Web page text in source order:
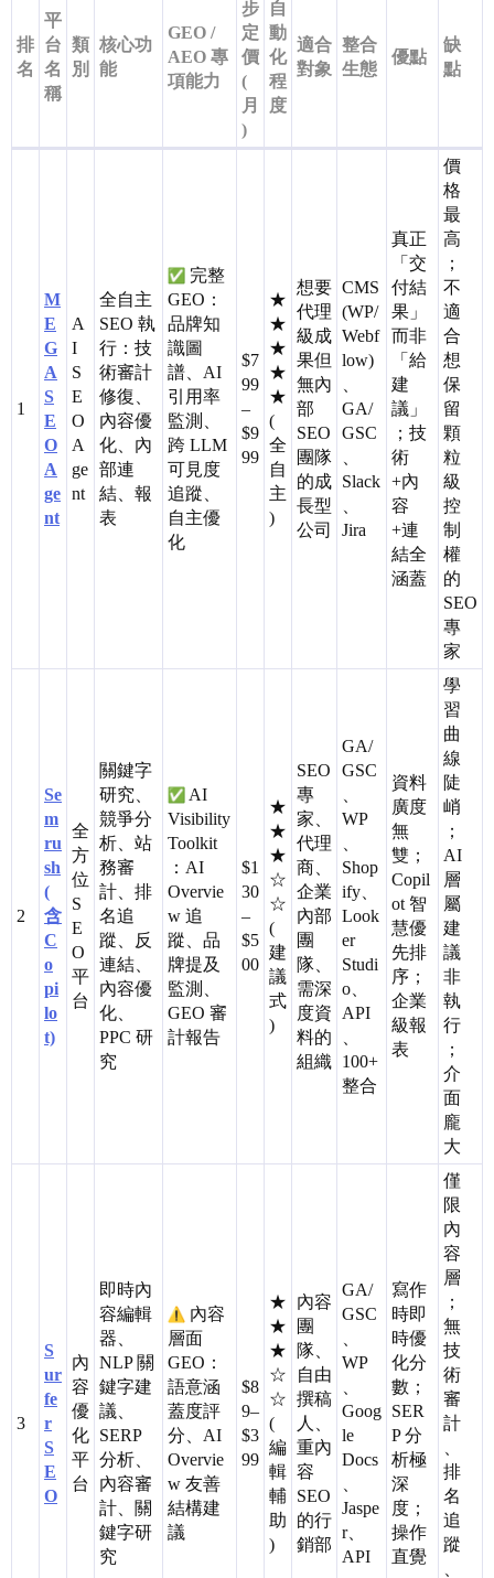
排
名
平
台
名
稱
類
別
核心功
能
GEO /
AEO 專
項能力
步
定
價
(
月
)
自
動
化
程
度
適合
對象
整合
生態
優點
缺
點
1
M
E
G
A
S
E
O
A
ge
nt
A
I
S
E
O
A
ge
nt
全自主
SEO 執
行：技
術審計
修復、
內容優
化、內
部連
結、報
表
完整
GEO：
品牌知
識圖
譜、AI
引用率
監測、
跨 LLM
可見度
追蹤、
自主優
化
$7
99
–
$9
99
★
★
★
★
★
(
全
自
主
)
想要
代理
級成
果但
無內
部
SEO
團隊
的成
長型
公司
CMS
(WP/
Webf
low)
GA/
GSC
Slack
Jira
真正
「交
付結
果」
而非
「給
建
議」
；技
術
+內
容
+連
結全
涵蓋
價
格
最
高
；
不
適
合
想
保
留
顆
粒
級
控
制
權
的
SEO
專
家
2
Se
m
ru
sh
(
含
C
o
pi
lo
t)
全
方
位
S
E
O
平
台
關鍵字
研究、
競爭分
析、站
務審
計、排
名追
蹤、反
連結、
內容優
化、
PPC 研
究
AI
Visibility
Toolkit
：AI
Overvie
w 追
蹤、品
牌提及
監測、
GEO 審
計報告
$1
30
–
$5
00
★
★
★
☆
☆
(
建
議
式
)
SEO
專
家、
代理
商、
企業
內部
團
隊、
需深
度資
料的
組織
GA/
GSC
WP
Shop
ify、
Look
er
Studi
o、
API
100+
整合
資料
廣度
無
雙；
Copil
ot 智
慧優
先排
序；
企業
級報
表
學
習
曲
線
陡
峭
；
AI
層
屬
建
議
非
執
行
；
介
面
龐
大
3
S
ur
fe
r
S
E
O
內
容
優
化
平
台
即時內
容編輯
器、
NLP 關
鍵字建
議、
SERP
分析、
內容審
計、關
鍵字研
究
內容
層面
GEO：
語意涵
蓋度評
分、AI
Overvie
w 友善
結構建
議
$8
9–
$3
99
★
★
★
☆
☆
(
編
輯
輔
助
)
內容
團
隊、
自由
撰稿
人、
重內
容
SEO
的行
銷部
GA/
GSC
WP
Goog
le
Docs
Jaspe
r、
API
寫作
時即
時優
化分
數；
SER
P 分
析極
深
度；
操作
直覺
僅
限
內
容
層
；
無
技
術
審
計
排
名
追
蹤